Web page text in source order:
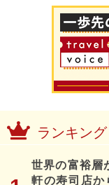
ランキング
世界の富裕層
軒の寿司店か